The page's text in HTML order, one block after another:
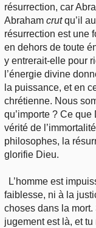
résurrection, car
Abraham crutqu’il
résurrection est une
en dehors de toute
y entrerait-elle pour
l’énergie divine
la puissance, et en
chrétienne. Nous
qu’importe ? Ce que
vérité de
philosophes, la
glorifie Dieu.
L’homme est
faiblesse, ni à la
choses dans la
jugement est là, et